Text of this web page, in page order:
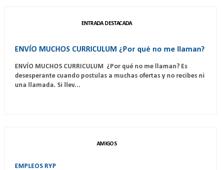
ENTRADA DESTACADA
ENVÍO MUCHOS CURRICULUM ¿Por qué no me llaman?
ENVÍO MUCHOS CURRICULUM ¿Por qué no me llaman? Es
desesperante cuando postulas a muchas ofertas y no recibes ni
una llamada. Si llev...
AMIGOS
EMPLEOS RYP